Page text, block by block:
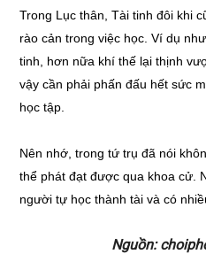
Trong Lục thân, Tài tinh đôi khi
rào cản trong việc học. Ví dụ
tinh, hơn nữa khí thế lại thịnh
vậy cần phải phấn đấu hết sức
học tập.
Nên nhớ, trong tứ trụ đã nói
thể phát đạt được qua khoa cử.
người tự học thành tài và có
Nguồn: